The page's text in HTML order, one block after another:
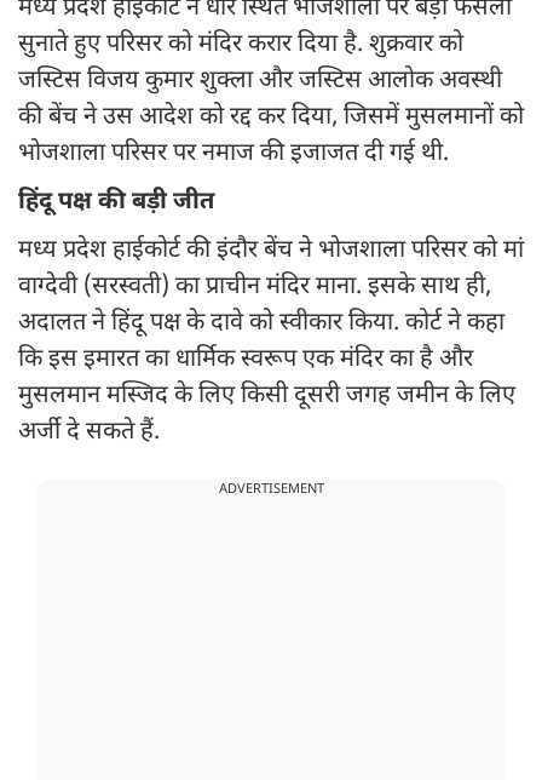
मध्य प्रदेश हाईकोर्ट ने धार स्थित भोजशाला पर बड़ा फैसला
सुनाते हुए परिसर को मंदिर करार दिया है. शुक्रवार को
जस्टिस विजय कुमार शुक्ला और जस्टिस आलोक अवस्थी
की बेंच ने उस आदेश को रद्द कर दिया, जिसमें मुसलमानों को
भोजशाला परिसर पर नमाज की इजाजत दी गई थी.
हिंदू पक्ष की बड़ी जीत
मध्य प्रदेश हाईकोर्ट की इंदौर बेंच ने भोजशाला परिसर को मां
वाग्देवी (सरस्वती) का प्राचीन मंदिर माना. इसके साथ ही,
अदालत ने हिंदू पक्ष के दावे को स्वीकार किया. कोर्ट ने कहा
कि इस इमारत का धार्मिक स्वरूप एक मंदिर का है और
मुसलमान मस्जिद के लिए किसी दूसरी जगह जमीन के लिए
अर्जी दे सकते हैं.
ADVERTISEMENT